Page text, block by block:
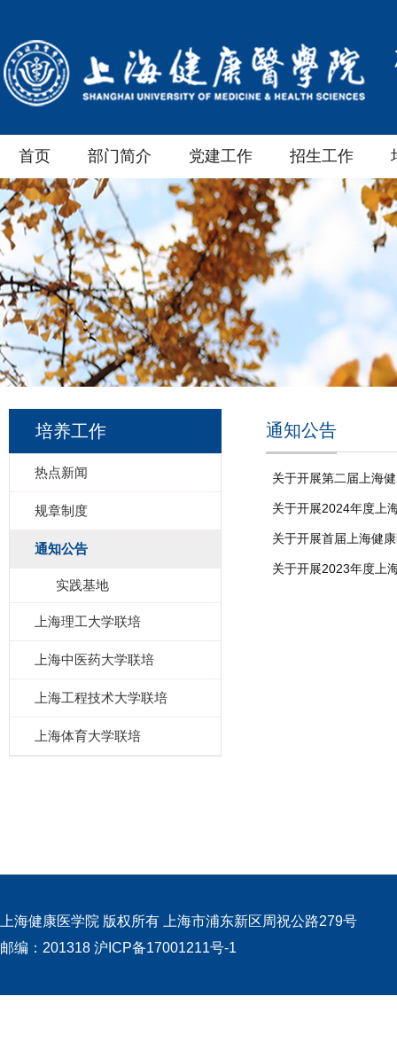
首页 部门简介 党建工作 招生工作
培养工作
热点新闻
规章制度
通知公告
实践基地
上海理工大学联培
上海中医药大学联培
上海工程技术大学联培
上海体育大学联培
通知公告
关于开展第二届上海
关于开展2024年度上
关于开展首届上海健
关于开展2023年度上
上海健康医学院 版权所有
上海市浦东新区周祝公路279号
邮编：201318 沪ICP备17001211号-1